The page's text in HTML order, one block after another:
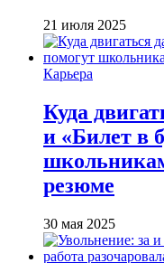
21 июля 2025
Карьера
Куда
и «Билет в
резюме
30 мая 2025